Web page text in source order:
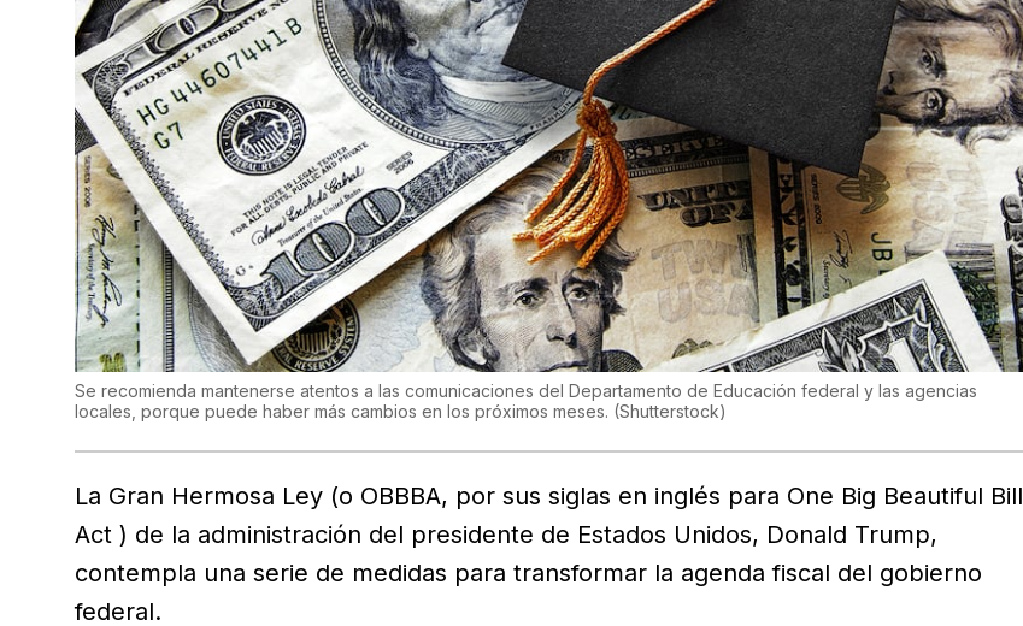
Se recomienda mantenerse atentos a las comunicaciones del Departamento de Educación federal y las agencias
locales, porque puede haber más cambios en los próximos meses. (Shutterstock)
La Gran Hermosa Ley (o OBBBA, por sus siglas en inglés para One Big Beautiful Bill
Act ) de la administración del presidente de Estados Unidos, Donald Trump,
contempla una serie de medidas para transformar la agenda fiscal del gobierno
federal.